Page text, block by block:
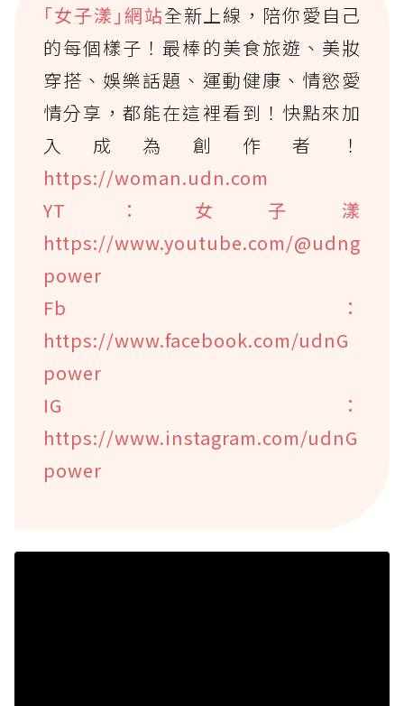
｢女子漾｣網站全新上線，陪你愛自己
的每個樣子！最棒的美食旅遊、美妝
穿搭、娛樂話題、運動健康、情慾愛
情分享，都能在這裡看到！快點來加
入成為創作者！
https://woman.udn.com
YT：女子漾
https://www.youtube.com/@udng
power
Fb：
https://www.facebook.com/udnG
power
IG：
https://www.instagram.com/udnG
power